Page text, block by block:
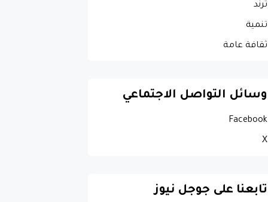
ترند
تنمية
ثقافة عامة
وسائل التواصل الاجتماعي
Facebook
X
تابعنا على جوجل نيوز